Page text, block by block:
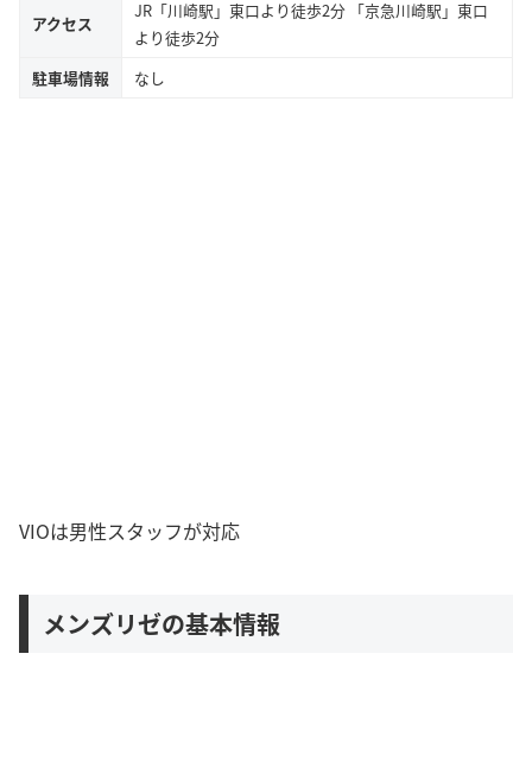
アクセス
JR「川崎駅」東口より徒歩2分 「京急川崎駅」東口
より徒歩2分
駐車場情報
なし
VIOは男性スタッフが対応
メンズリゼの基本情報